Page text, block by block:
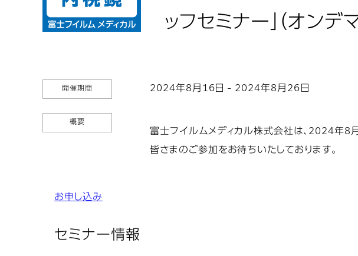
ッフセミナー」（オンデ
開催期間 2024年8月16日 - 2024年8月26日
概要
富士フイルムメディカル株式会社は、2024年8月
皆さまのご参加をお待ちいたしております。
お申し込み
セミナー情報